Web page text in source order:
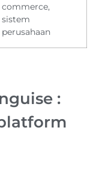
commerce,
sistem
perusahaan
: